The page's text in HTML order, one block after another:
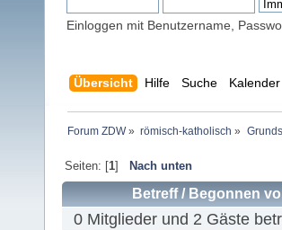
Einloggen mit Benutzername,
Übersicht Hilfe Suche Kalender
Forum ZDW» römisch-katholisch »
Seiten: [1] Nach unten
Betreff/ Begonnen
0 Mitglieder und 2 Gäste